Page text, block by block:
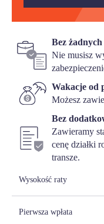
Bez żadnych
Nie musisz
Wakacje od
Możesz
Bez
Zawieramy
cenę działki
transze.
Wysokość raty
Pierwsza wpłata